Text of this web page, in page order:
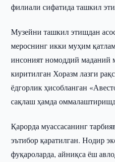
филиали сифатида ташкил
Музейни ташкил этишдан
мероснинг икки муҳим
инсоният номоддий маданий
киритилган Хоразм лазги
ёдгорлик ҳисобланган
сақлаш ҳамда
Қарорда муассасанинг
эътибор қаратилган. Нодир
фуқароларда, айниқса ёш